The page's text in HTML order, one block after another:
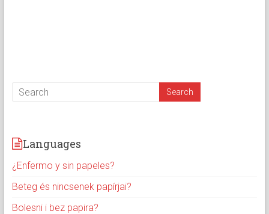
Languages
¿Enfermo y sin papeles?
Beteg és nincsenek papírjai?
Bolesni i bez papira?